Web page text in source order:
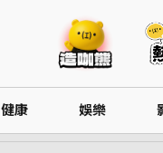
健康 娛樂